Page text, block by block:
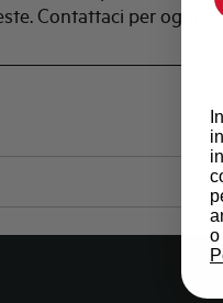
Contattaci per ogni
o